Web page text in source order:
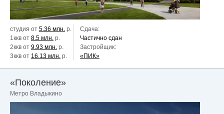
студия от 5.36 млн. р.
1ккв от 8.5 млн. р.
2ккв от 9.93 млн. р.
3ккв от 16.13 млн. р.
Сдача:
Частично сдан
Застройщик:
«ПИК»
«Поколение»
Метро Владыкино